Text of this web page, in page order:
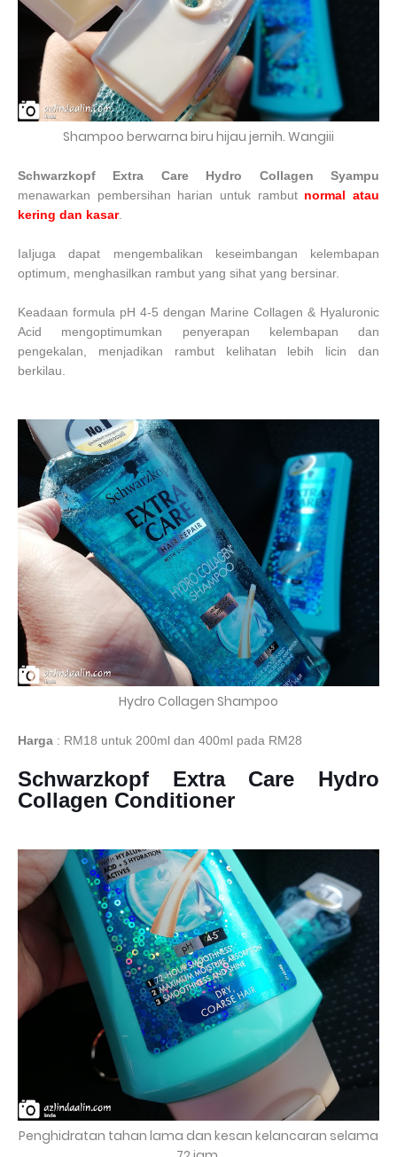
Shampoo berwarna biru hijau jernih. Wangiii
Schwarzkopf Extra Care Hydro Collagen Syampu
menawarkan pembersihan harian untuk rambut normal atau
kering dan kasar.
IaIjuga dapat mengembalikan keseimbangan kelembapan
optimum, menghasilkan rambut yang sihat yang bersinar.
Keadaan formula pH 4-5 dengan Marine Collagen & Hyaluronic
Acid mengoptimumkan penyerapan kelembapan dan
pengekalan, menjadikan rambut kelihatan lebih licin dan
berkilau.
Hydro Collagen Shampoo
Harga : RM18 untuk 200ml dan 400ml pada RM28
Schwarzkopf Extra Care Hydro
Collagen Conditioner
Penghidratan tahan lama dan kesan kelancaran selama